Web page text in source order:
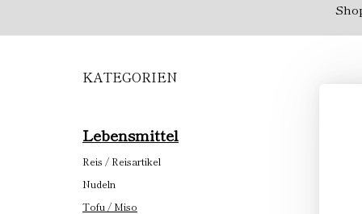
KATEGORIEN
Lebensmittel
Reis / Reisartikel
Nudeln
Tofu / Miso